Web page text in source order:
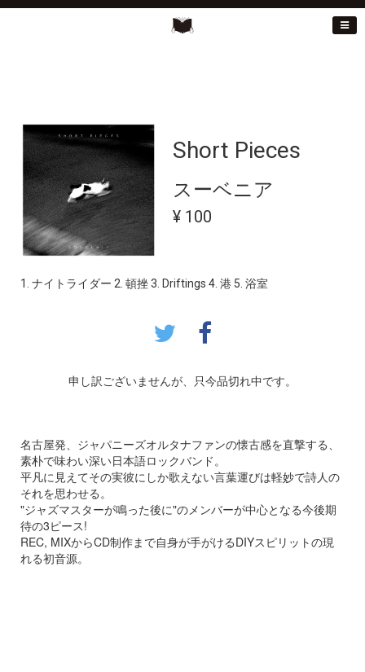
Short Pieces
スーベニア
¥ 100
1. ナイトライダー 2. 頓挫 3. Driftings 4. 港 5. 浴室
申し訳ございませんが、只今品切れ中です。
名古屋発、ジャパニーズオルタナファンの懐古感を直撃する、
素朴で味わい深い日本語ロックバンド。
平凡に見えてその実彼にしか歌えない言葉運びは軽妙で詩人の
それを思わせる。
"ジャズマスターが鳴った後に"のメンバーが中心となる今後期
待の3ピース!
REC, MIXからCD制作まで自身が手がけるDIYスピリットの現
れる初音源。